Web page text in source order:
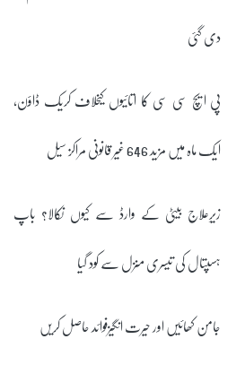
دی گئی
پی ایچ سی سی کا اتائیوں کیخلاف کریک ڈاؤن،
ایک ماہ میں مزید 646 غیر قانونی مراکز سیل
زیرِعلاج بیٹی کے وارڈ سے کیوں نکالا؟ باپ
ہسپتال کی تیسری منزل سے کود گیا
جامن کھائیں اور حیرت انگیزفوائد حاصل کریں